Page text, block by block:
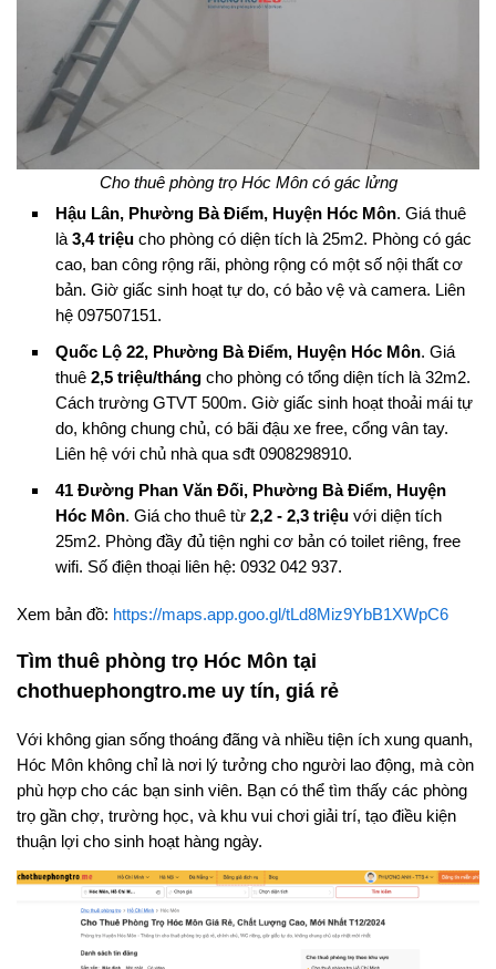
Cho thuê phòng trọ Hóc Môn có gác lửng
Hậu Lân, Phường Bà Điểm, Huyện Hóc Môn. Giá thuê
là 3,4 triệu cho phòng có diện tích là 25m2. Phòng có gác
cao, ban công rộng rãi, phòng rộng có một số nội thất cơ
bản. Giờ giấc sinh hoạt tự do, có bảo vệ và camera. Liên
hệ 097507151.
Quốc Lộ 22, Phường Bà Điểm, Huyện Hóc Môn. Giá
thuê 2,5 triệu/tháng cho phòng có tổng diện tích là 32m2.
Cách trường GTVT 500m. Giờ giấc sinh hoạt thoải mái tự
do, không chung chủ, có bãi đậu xe free, cổng vân tay.
Liên hệ với chủ nhà qua sđt 0908298910.
41 Đường Phan Văn Đối, Phường Bà Điểm, Huyện
Hóc Môn. Giá cho thuê từ 2,2 - 2,3 triệu với diện tích
25m2. Phòng đầy đủ tiện nghi cơ bản có toilet riêng, free
wifi. Số điện thoại liên hệ: 0932 042 937.
Xem bản đồ: https://maps.app.goo.gl/tLd8Miz9YbB1XWpC6
Tìm thuê phòng trọ Hóc Môn tại
chothuephongtro.me uy tín, giá rẻ
Với không gian sống thoáng đãng và nhiều tiện ích xung quanh,
Hóc Môn không chỉ là nơi lý tưởng cho người lao động, mà còn
phù hợp cho các bạn sinh viên. Bạn có thể tìm thấy các phòng
trọ gần chợ, trường học, và khu vui chơi giải trí, tạo điều kiện
thuận lợi cho sinh hoạt hàng ngày.